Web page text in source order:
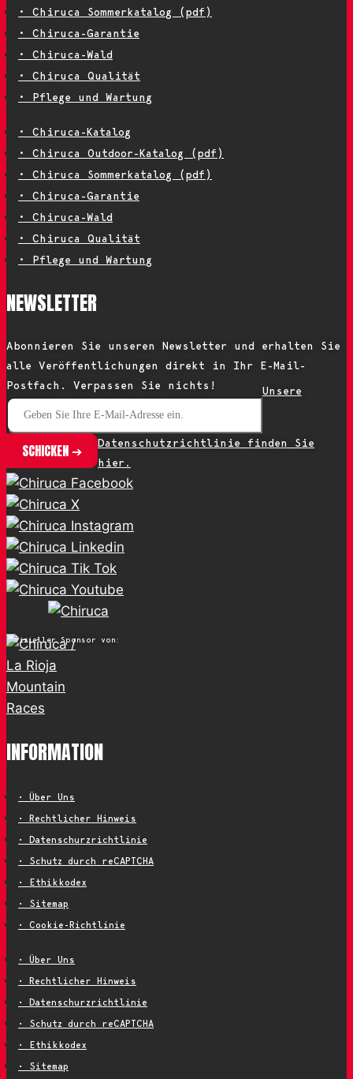
• Chiruca Sommerkatalog (pdf)
• Chiruca-Garantie
• Chiruca-Wald
• Chiruca Qualität
• Pflege und Wartung
• Chiruca-Katalog
• Chiruca Outdoor-Katalog (pdf)
• Chiruca Sommerkatalog (pdf)
• Chiruca-Garantie
• Chiruca-Wald
• Chiruca Qualität
• Pflege und Wartung
NEWSLETTER
Abonnieren Sie unseren Newsletter und erhalten Sie
alle Veröffentlichungen direkt in Ihr E-Mail-
Postfach. Verpassen Sie nichts!
Unsere
Datenschutzrichtlinie finden Sie
hier.
Offizieller Sponsor von:
INFORMATION
• Über Uns
• Rechtlicher Hinweis
• Datenschurzrichtlinie
• Schutz durch reCAPTCHA
• Ethikkodex
• Sitemap
• Cookie-Richtlinie
• Über Uns
• Rechtlicher Hinweis
• Datenschurzrichtlinie
• Schutz durch reCAPTCHA
• Ethikkodex
• Sitemap